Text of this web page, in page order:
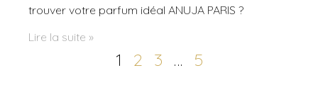
trouver votre parfum idéal ANUJA PARIS ?
Lire la suite »
1 2 3 … 5